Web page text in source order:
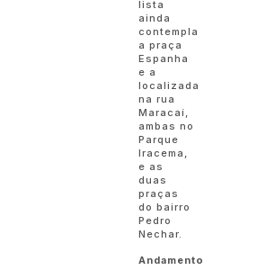
lista
ainda
contempla
a praça
Espanha
e a
localizada
na rua
Maracaí,
ambas no
Parque
Iracema,
e as
duas
praças
do bairro
Pedro
Nechar.
Andamento